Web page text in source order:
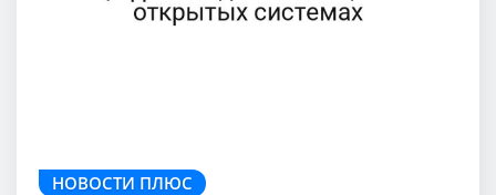
НОВОСТИ ПЛЮС